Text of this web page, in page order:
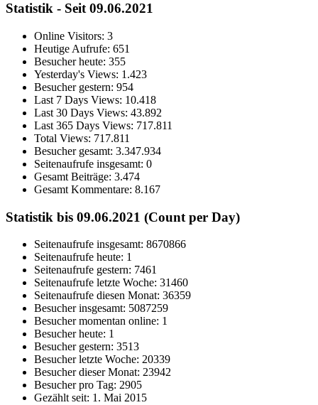
Statistik - Seit 09.06.2021
Online Visitors: 3
Heutige Aufrufe: 651
Besucher heute: 355
Yesterday's Views: 1.423
Besucher gestern: 954
Last 7 Days Views: 10.418
Last 30 Days Views: 43.892
Last 365 Days Views: 717.811
Total Views: 717.811
Besucher gesamt: 3.347.934
Seitenaufrufe insgesamt: 0
Gesamt Beiträge: 3.474
Gesamt Kommentare: 8.167
Statistik bis 09.06.2021 (Count per Day)
Seitenaufrufe insgesamt: 8670866
Seitenaufrufe heute: 1
Seitenaufrufe gestern: 7461
Seitenaufrufe letzte Woche: 31460
Seitenaufrufe diesen Monat: 36359
Besucher insgesamt: 5087259
Besucher momentan online: 1
Besucher heute: 1
Besucher gestern: 3513
Besucher letzte Woche: 20339
Besucher dieser Monat: 23942
Besucher pro Tag: 2905
Gezählt seit: 1. Mai 2015